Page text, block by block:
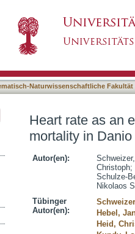
substances
Naturwissenschaftliche Fakultät
Heart rate as an
mortality in
Autor(en):
Christoph;
Schulze-
Nikolaos
Tübinger
Autor(en):
Hebel,
Heid,